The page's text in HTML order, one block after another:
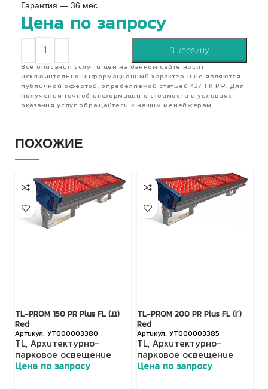
Гарантия — 36 мес.
Цена по запросу
В корзину
Все описания услуг и цен на данном сайте носят
исключительно информационный характер и не являются
публичной офертой, определяемой статьей 437 ГК РФ. Для
получения точной информации о стоимости и условиях
оказания услуг обращайтесь к нашим менеджерам.
ПОХОЖИЕ
TL-PROM 150 PR Plus FL (Д)
Red
УТ000003380
TL, Архитектурно-
парковое освещение
Цена по запросу
TL-PROM 200 PR Plus FL (Г)
Red
УТ000003385
TL, Архитектурно-
парковое освещение
Цена по запросу